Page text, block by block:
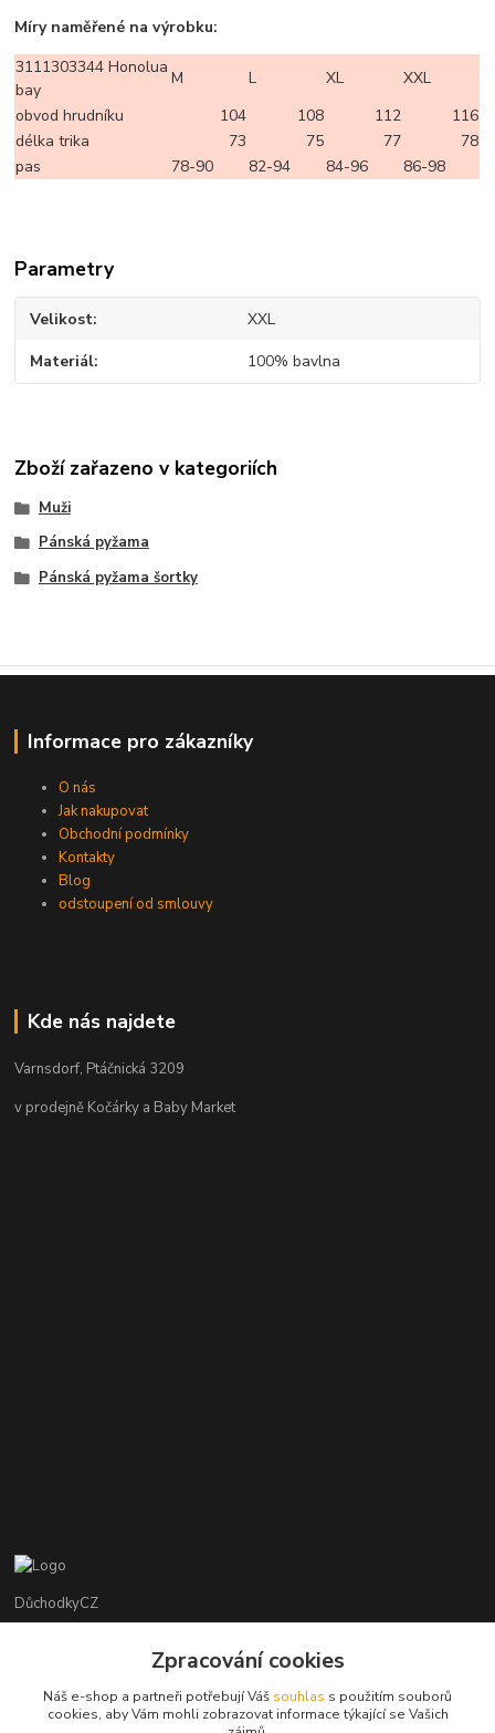
Míry naměřené na výrobku:
3111303344 Honolua
bay
M L XL
XXL
obvod hrudníku
104 108 112
116
délka trika
73 75 77
78
pas
78-90 82-94 84-96 86-98
Parametry
Velikost XXL
Materiál 100% bavlna
Zboží zařazeno v kategoriích
Muži
Pánská pyžama
Pánská pyžama šortky
Informace pro zákazníky
O nás
Jak nakupovat
Obchodní podmínky
Kontakty
Blog
odstoupení od smlouvy
Kde nás najdete
Varnsdorf, Ptáčnická 3209
v prodejně Kočárky a Baby Market
DůchodkyCZ
+420 412384749
objednavky@duchodky.cz
Zpracování cookies
Náš e-shop a partneři potřebují Váš souhlas s použitím souborů
cookies, aby Vám mohli zobrazovat informace týkající se Vašich